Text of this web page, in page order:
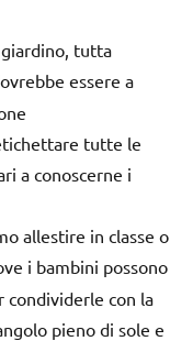
tutta
essere a
tutte le
a conoscerne i
allestire in classe o
i bambini possono
condividerle con la
pieno di sole e